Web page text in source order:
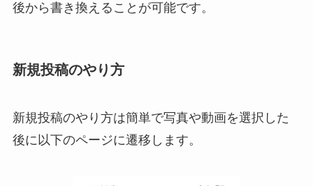
後から書き換えることが可能です。
新規投稿のやり方
新規投稿のやり方は簡単で写真や動画を選択した
後に以下のページに遷移します。